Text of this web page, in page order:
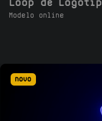
Modelo online
novo